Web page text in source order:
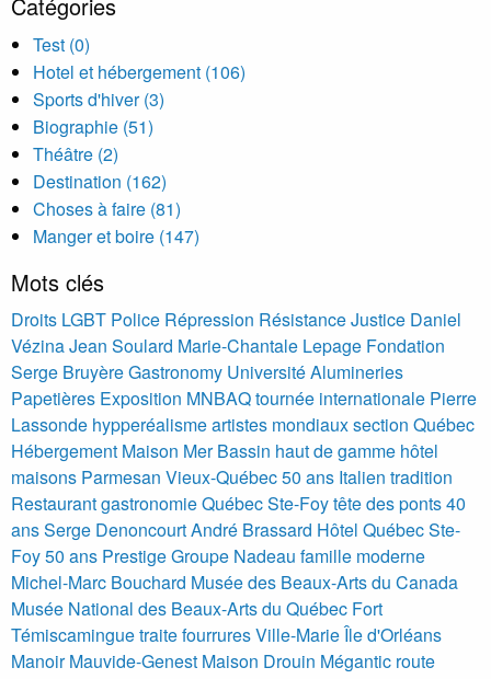
Catégories
Test (0)
Hotel et hébergement (106)
Sports d'hiver (3)
Biographie (51)
Théâtre (2)
Destination (162)
Choses à faire (81)
Manger et boire (147)
Mots clés
Droits LGBT Police Répression RésistanceJustice Daniel
VézinaJean Soulard Marie-Chantale Lepage Fondation
Serge BruyèreGastronomy UniversitéAlumineries
Papetières Exposition MNBAQ tournée internationale Pierre
Lassonde hypperéalisme artistes mondiaux section Québec
Hébergement Maison Mer Bassin haut de gamme hôtel
maisons Parmesan Vieux-Québec 50 ans Italien tradition
Restaurant gastronomie Québec Ste-Foy tête des ponts 40
ansSerge DenoncourtAndré Brassard Hôtel Québec Ste-
Foy 50 ans Prestige Groupe Nadeau famille moderne
Michel-Marc Bouchard Musée des Beaux-Arts du Canada
Musée National des Beaux-Arts du Québec Fort
Témiscamingue traite fourrures Ville-MarieÎle d'Orléans
Manoir Mauvide-Genest Maison Drouin Mégantic route